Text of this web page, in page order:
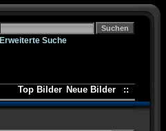
Erweiterte Suche
Top Bilder Neue Bilder ::